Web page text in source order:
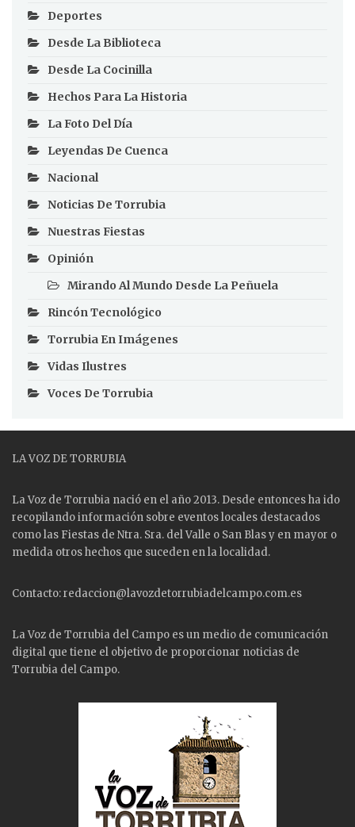
Deportes
Desde La Biblioteca
Desde La Cocinilla
Hechos Para La Historia
La Foto Del Día
Leyendas De Cuenca
Nacional
Noticias De Torrubia
Nuestras Fiestas
Opinión
Mirando Al Mundo Desde La Peñuela
Rincón Tecnológico
Torrubia En Imágenes
Vidas Ilustres
Voces De Torrubia
LA VOZ DE TORRUBIA
La Voz de Torrubia nació en el año 2013. Desde entonces ha ido
recopilando información sobre eventos locales destacados
como las Fiestas de Ntra. Sra. del Valle o San Blas y en mayor o
medida otros hechos que suceden en la localidad.
Contacto: redaccion@lavozdetorrubiadelcampo.com.es
La Voz de Torrubia del Campo es un medio de comunicación
digital que tiene el objetivo de proporcionar noticias de
Torrubia del Campo.